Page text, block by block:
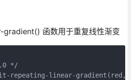
函数用于重复线性渐变
*/
repeating-linear-gradient ( red ,